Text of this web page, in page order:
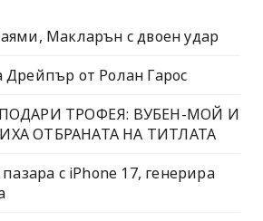
Макларън с двоен удар
от Ролан Гарос
ТРОФЕЯ: ВУБЕН-МОЙ И
ОТБРАНАТА НА ТИТЛАТА
с iPhone 17, генерира